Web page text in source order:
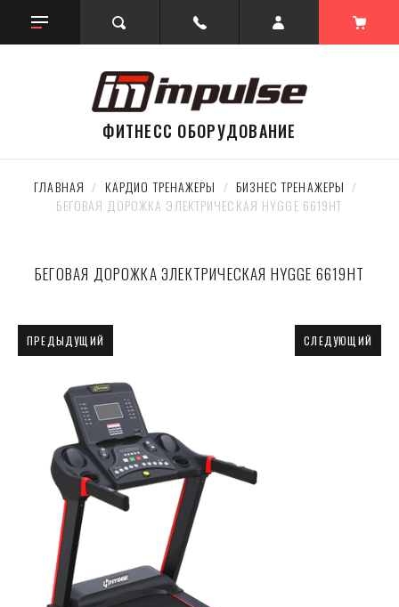
ФИТНЕСС ОБОРУДОВАНИЕ
ГЛАВНАЯ
  /
КАРДИО ТРЕНАЖЕРЫ
  /
БИЗНЕС ТРЕНАЖЕРЫ
  /
БЕГОВАЯ ДОРОЖКА ЭЛЕКТРИЧЕСКАЯ HYGGE 6619HT
БЕГОВАЯ ДОРОЖКА ЭЛЕКТРИЧЕСКАЯ HYGGE 6619HT
ПРЕДЫДУЩИЙ СЛЕДУЮЩИЙ